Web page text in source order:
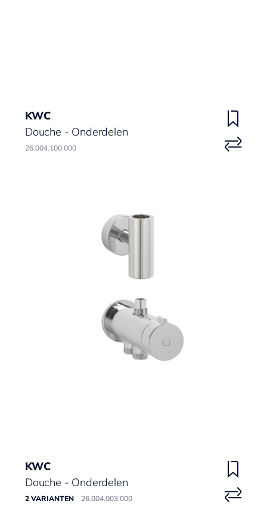
KWC
Douche - Onderdelen
26.004.100.000
KWC
Douche - Onderdelen
2 VARIANTEN 26.004.003.000